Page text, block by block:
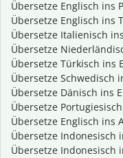
Übersetze Englisch ins
Übersetze Englisch ins
Übersetze Italienisch
Übersetze
Übersetze Türkisch ins
Übersetze Schwedisch
Übersetze Dänisch ins
Übersetze
Übersetze Englisch ins
Übersetze Indonesisch
Übersetze Indonesisch